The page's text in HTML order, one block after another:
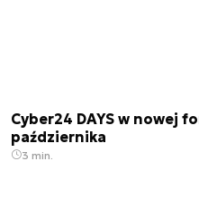
Cyber24 DAYS w nowej
października
3 min.